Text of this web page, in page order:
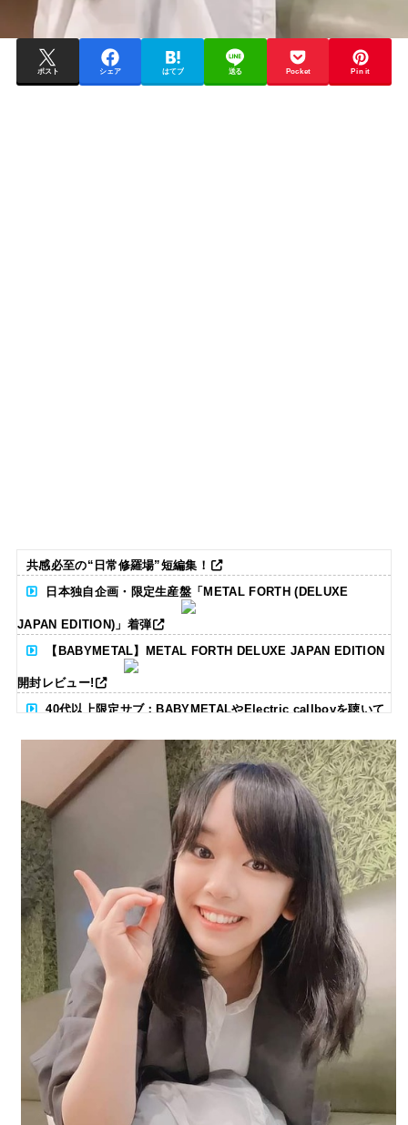
ポスト シェア はてブ 送る Pocket Pin it
共感必至の“日常修羅場”短編集！
日本独自企画・限定生産盤「METAL FORTH (DELUXE
JAPAN EDITION)」着弾
【BABYMETAL】METAL FORTH DELUXE JAPAN EDITION
開封レビュー!
40代以上限定サブ：BABYMETALやElectric callboyを聴いて
る人いる？ 【海外の反応】
BABYMETAL「CANNONBALL外伝」グッズ販売決定
タワーレコード新宿店にてBABYMETALのパネル展が開催中
Powered by livedoor 相互RSS